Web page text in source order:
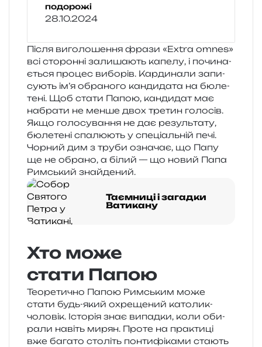
подорожі
28.10.2024
Після виго­ло­ше­н­ня фрази «Extra omnes»
всі сто­рон­ні зали­ша­ють капе­лу, і почи­на­
є­ться про­цес вибо­рів. Кардинали запи­
су­ють ім’я обра­но­го кан­ди­да­та на бюле­
те­ні. Щоб стати Папою, кан­ди­дат має
набра­ти не менше двох тре­тин голосів.
Якщо голо­су­ва­н­ня не дає резуль­та­ту,
бюле­те­ні спа­лю­ють у спе­ці­аль­ній печі.
Чорний дим з труби озна­чає, що Папу
ще не обра­но, а білий — що новий Папа
Римський знайдений.
Таємниці і загадки
Ватикану
Хто може
стати Папою
Теоретично Папою Римським може
стати будь-який охре­ще­ний като­лик-
чоло­вік. Історія знає випад­ки, коли оби­
ра­ли навіть мирян. Проте на пра­кти­ці
вже бага­то сто­літь пон­ти­фі­ка­ми ста­ють